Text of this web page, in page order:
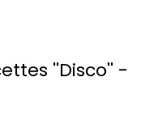
''Disco'' -